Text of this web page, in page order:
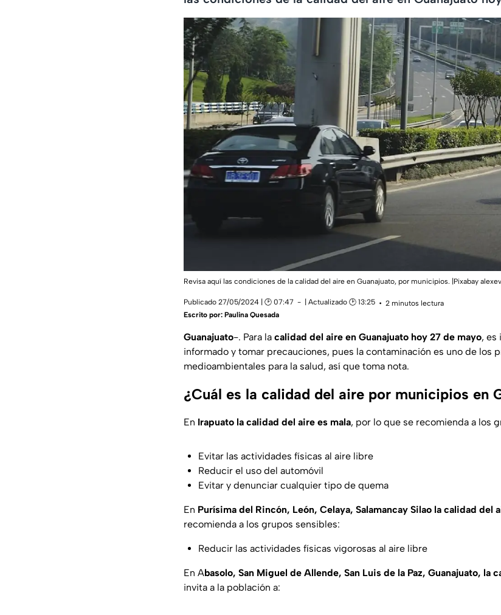
Revisa aquí las condiciones de la calidad del aire en Guanajuato, por municipios. |Pixabay
Publicado 27/05/2024 | 🕑 07:47 | Actualizado 🕑 13:25
2 minutos lectura
Escrito por: Paulina Quesada
Guanajuato-. Para la calidad del aire en Guanajuato hoy 27 de mayo, es
informado y tomar precauciones, pues la contaminación es uno de los
medioambientales para la salud, así que toma nota.
¿Cuál es la calidad del aire por municipios en
En Irapuato la calidad del aire es mala, por lo que se recomienda a los
Evitar las actividades físicas al aire libre
Reducir el uso del automóvil
Evitar y denunciar cualquier tipo de quema
En Purísima del Rincón, León, Celaya, Salamancay Silao la calidad del
recomienda a los grupos sensibles:
Reducir las actividades físicas vigorosas al aire libre
En Abasolo, San Miguel de Allende, San Luis de la Paz, Guanajuato, la
invita a la población a: